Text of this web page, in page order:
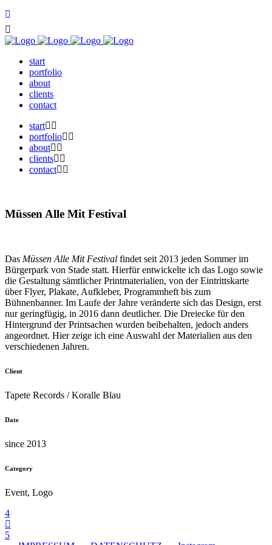
start
portfolio
about
clients
contact
start
portfolio
about
clients
contact
Müssen Alle Mit Festival
Das Müssen Alle Mit Festival findet seit 2013 jeden Sommer im
Bürgerpark von Stade statt. Hierfür entwickelte ich das Logo sowie
die Gestaltung sämtlicher Printmaterialien, von der Eintrittskarte
über Flyer, Plakate, Aufkleber, Programmheft bis zum
Bühnenbanner. Im Laufe der Jahre veränderte sich das Design, erst
nur geringfügig, in 2016 dann deutlicher. Die Dreiecke für den
Hintergrund der Printsachen wurden beibehalten, jedoch anders
angeordnet. Hier zeige ich eine Auswahl der Materialien aus den
verschiedenen Jahren.
Client
Tapete Records / Koralle Blau
Date
since 2013
Category
Event, Logo